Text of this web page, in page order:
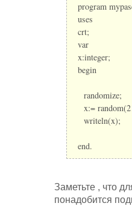
program
uses
crt;
var
x:integer;
begin
randomize;
x:=
writeln(x);
end.
Заметьте , что
понадобится